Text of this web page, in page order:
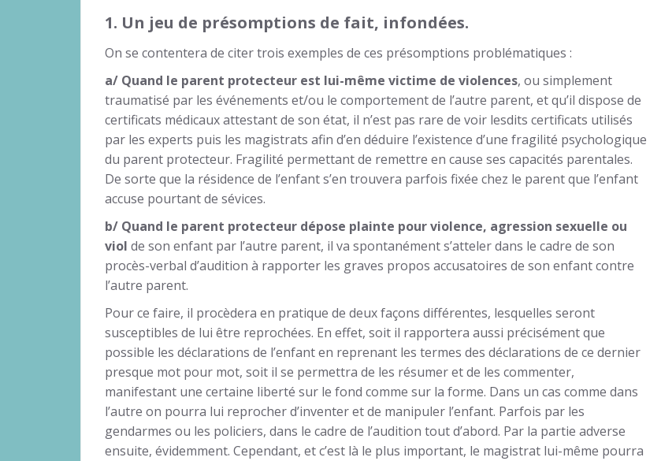
1. Un jeu de présomptions de fait, infondées.
On se contentera de citer trois exemples de ces présomptions problématiques :
a/ Quand le parent protecteur est lui-même victime de violences, ou simplement
traumatisé par les événements et/ou le comportement de l’autre parent, et qu’il dispose de
certificats médicaux attestant de son état, il n’est pas rare de voir lesdits certificats utilisés
par les experts puis les magistrats afin d’en déduire l’existence d’une fragilité psychologique
du parent protecteur. Fragilité permettant de remettre en cause ses capacités parentales.
De sorte que la résidence de l’enfant s’en trouvera parfois fixée chez le parent que l’enfant
accuse pourtant de sévices.
b/ Quand le parent protecteur dépose plainte pour violence, agression sexuelle ou
viol de son enfant par l’autre parent, il va spontanément s’atteler dans le cadre de son
procès-verbal d’audition à rapporter les graves propos accusatoires de son enfant contre
l’autre parent.
Pour ce faire, il procèdera en pratique de deux façons différentes, lesquelles seront
susceptibles de lui être reprochées. En effet, soit il rapportera aussi précisément que
possible les déclarations de l’enfant en reprenant les termes des déclarations de ce dernier
presque mot pour mot, soit il se permettra de les résumer et de les commenter,
manifestant une certaine liberté sur le fond comme sur la forme. Dans un cas comme dans
l’autre on pourra lui reprocher d’inventer et de manipuler l’enfant. Parfois par les
gendarmes ou les policiers, dans le cadre de l’audition tout d’abord. Par la partie adverse
ensuite, évidemment. Cependant, et c’est là le plus important, le magistrat lui-même pourra